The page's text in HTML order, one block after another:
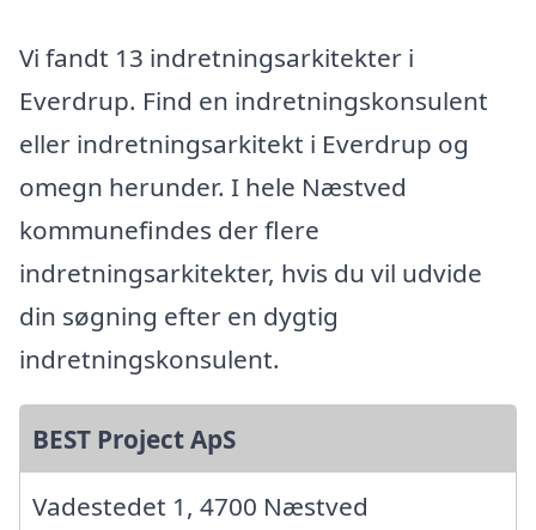
Vi fandt 13 indretningsarkitekter i
Everdrup. Find en indretningskonsulent
eller indretningsarkitekt i Everdrup og
omegn herunder. I hele Næstved
kommunefindes der flere
indretningsarkitekter, hvis du vil udvide
din søgning efter en dygtig
indretningskonsulent.
BEST Project ApS
Vadestedet 1, 4700 Næstved